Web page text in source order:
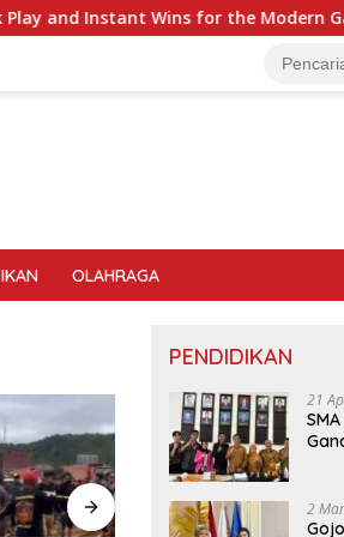
Instant Wins for the Modern Gambler
OLAHRAGA
PENDIDIKAN
21
2